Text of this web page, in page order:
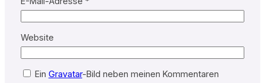
Website
Ein Gravatar-Bild neben meinen Kommentaren